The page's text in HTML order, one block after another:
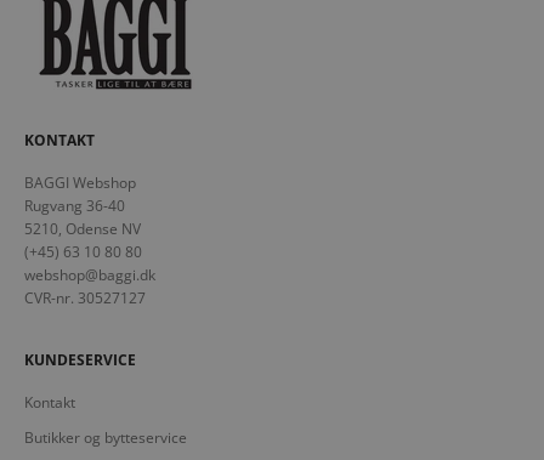
KONTAKT
BAGGI Webshop
Rugvang 36-40
5210, Odense NV
(+45) 63 10 80 80
webshop@baggi.dk
CVR-nr. 30527127
KUNDESERVICE
Kontakt
Butikker og bytteservice